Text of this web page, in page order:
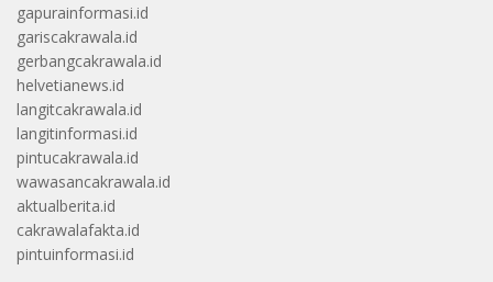
gapurainformasi.id
gariscakrawala.id
gerbangcakrawala.id
helvetianews.id
langitcakrawala.id
langitinformasi.id
pintucakrawala.id
wawasancakrawala.id
aktualberita.id
cakrawalafakta.id
pintuinformasi.id